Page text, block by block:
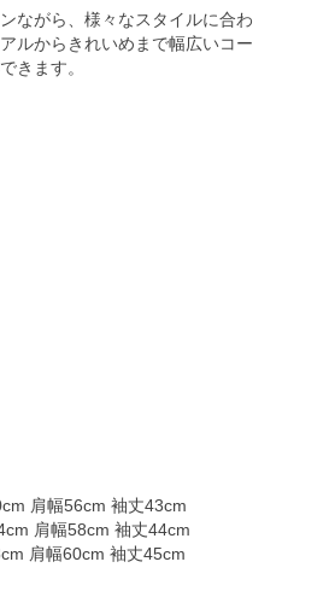
ながら、様々なスタイルに合わ
ルからきれいめまで幅広いコー
きます。
肩幅56cm 袖丈43cm
肩幅58cm 袖丈44cm
肩幅60cm 袖丈45cm